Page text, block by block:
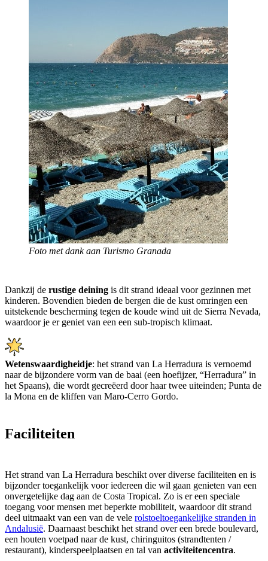
Foto met dank aan Turismo Granada
Dankzij de rustige deining is dit strand ideaal voor gezinnen met
kinderen. Bovendien bieden de bergen die de kust omringen een
uitstekende bescherming tegen de koude wind uit de Sierra Nevada,
waardoor je er geniet van een een sub-tropisch klimaat.
Wetenswaardigheidje: het strand van La Herradura is vernoemd
naar de bijzondere vorm van de baai (een hoefijzer, “Herradura” in
het Spaans), die wordt gecreëerd door haar twee uiteinden; Punta de
la Mona en de kliffen van Maro-Cerro Gordo.
Faciliteiten
Het strand van La Herradura beschikt over diverse faciliteiten en is
bijzonder toegankelijk voor iedereen die wil gaan genieten van een
onvergetelijke dag aan de Costa Tropical. Zo is er een speciale
toegang voor mensen met beperkte mobiliteit, waardoor dit strand
deel uitmaakt van een van de vele rolstoeltoegankelijke stranden in
Andalusië. Daarnaast beschikt het strand over een brede boulevard,
een houten voetpad naar de kust, chiringuitos (strandtenten /
restaurant), kinderspeelplaatsen en tal van activiteitencentra.